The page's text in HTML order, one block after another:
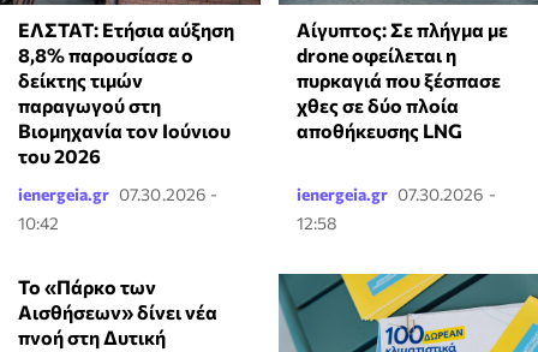
ΕΛΣΤΑΤ: Ετήσια αύξηση
8,8% παρουσίασε ο
δείκτης τιμών
παραγωγού στη
Βιομηχανία τον Ιούνιου
του 2026
ienergeia.gr 07.30.2026 -
10:42
Αίγυπτος: Σε πλήγμα με
drone οφείλεται η
πυρκαγιά που ξέσπασε
χθες σε δύο πλοία
αποθήκευσης LNG
ienergeia.gr 07.30.2026 -
12:58
Το «Πάρκο των
Αισθήσεων» δίνει νέα
πνοή στη Δυτική